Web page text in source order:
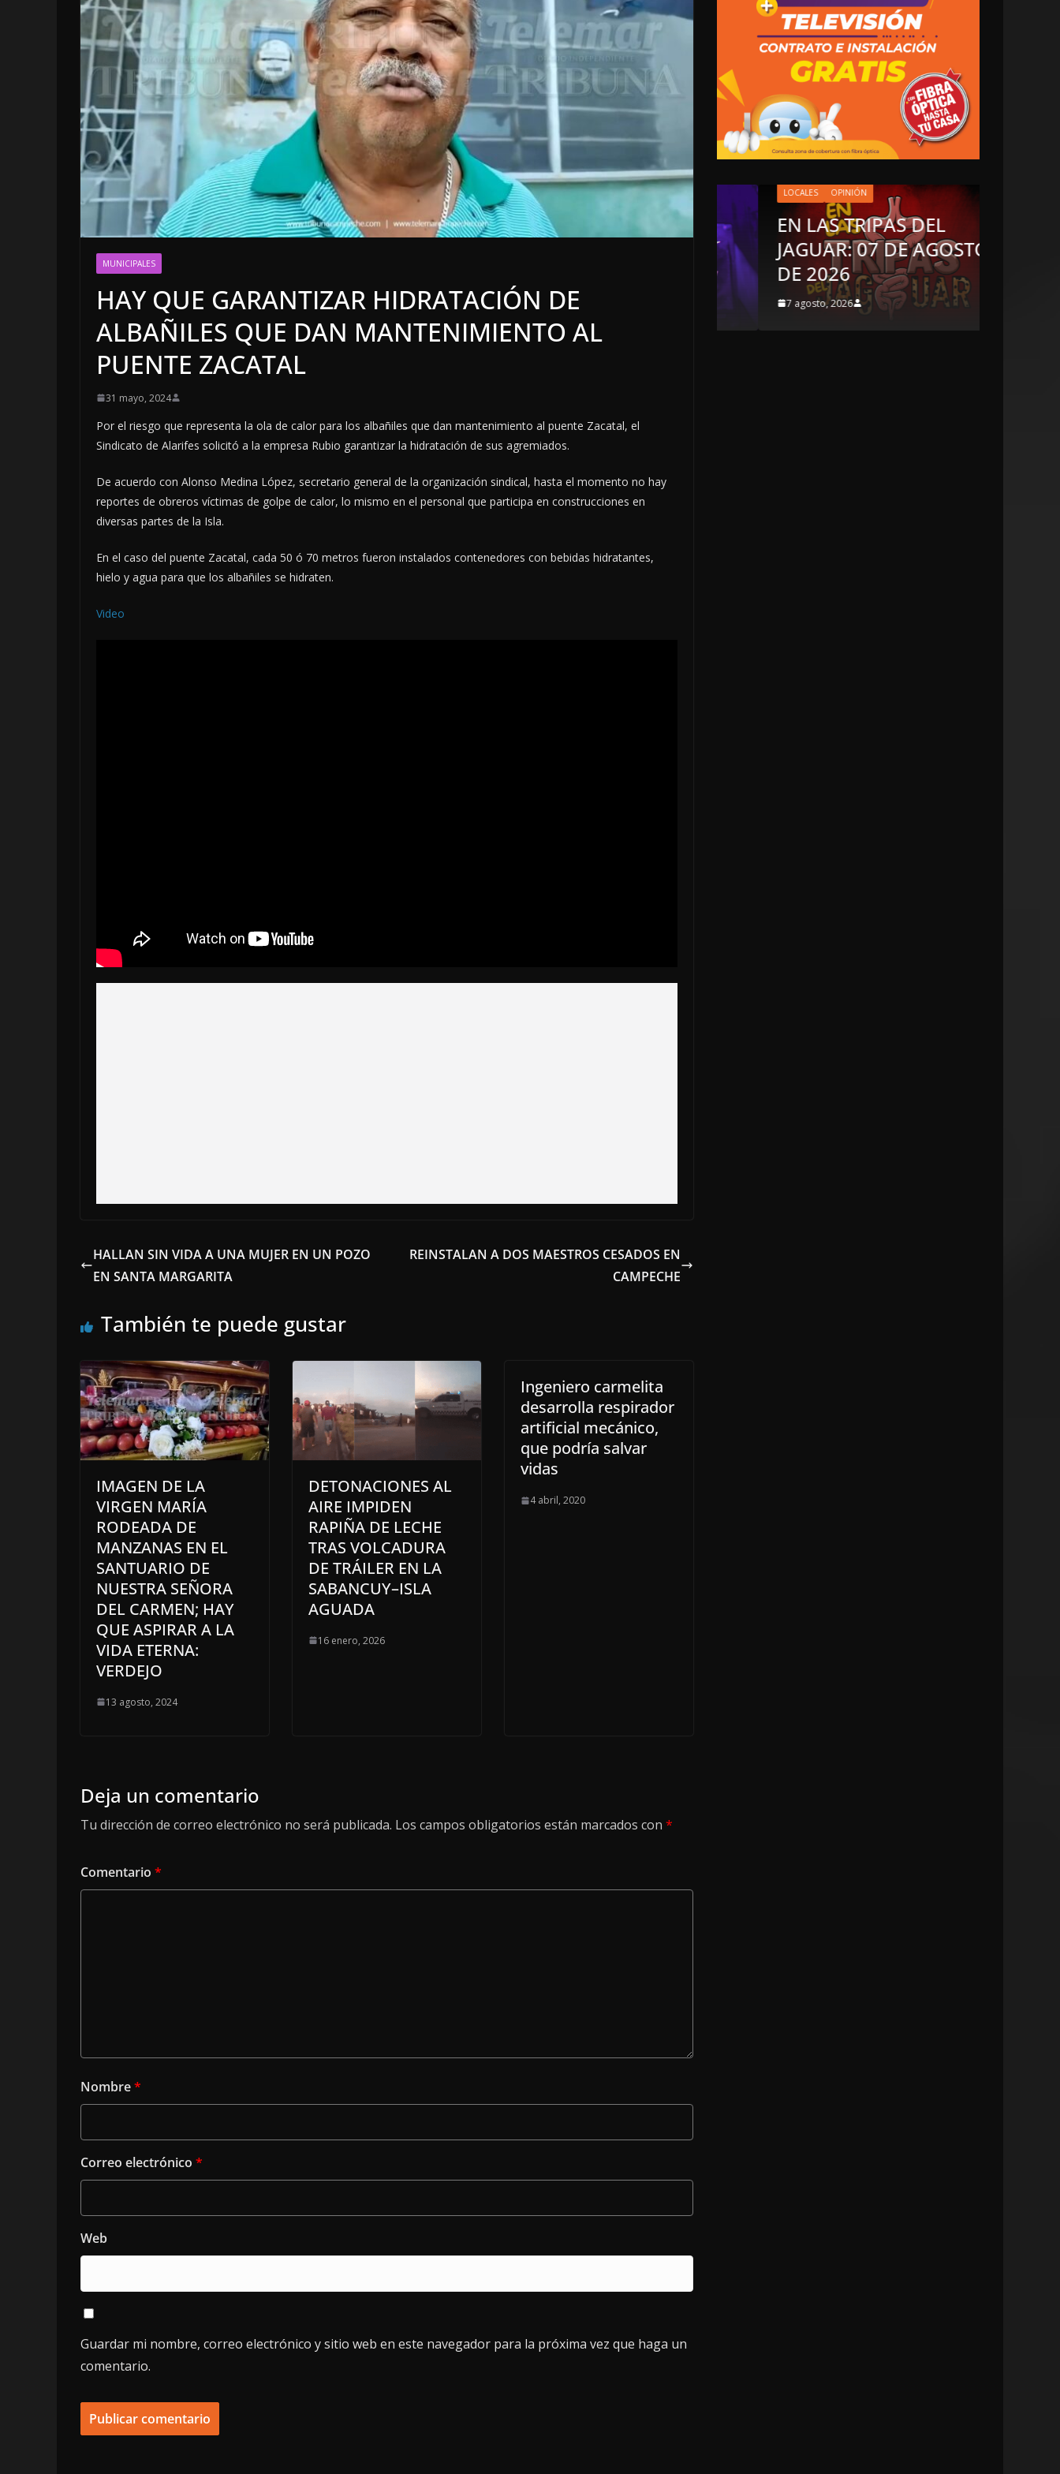
MUNICIPALES
HAY QUE GARANTIZAR HIDRATACIÓN DE
ALBAÑILES QUE DAN MANTENIMIENTO AL
PUENTE ZACATAL
31 mayo, 2024
Por el riesgo que representa la ola de calor para los albañiles que dan mantenimiento al puente Zacatal, el
Sindicato de Alarifes solicitó a la empresa Rubio garantizar la hidratación de sus agremiados.
De acuerdo con Alonso Medina López, secretario general de la organización sindical, hasta el momento no hay
reportes de obreros víctimas de golpe de calor, lo mismo en el personal que participa en construcciones en
diversas partes de la Isla.
En el caso del puente Zacatal, cada 50 ó 70 metros fueron instalados contenedores con bebidas hidratantes,
hielo y agua para que los albañiles se hidraten.
Video
HALLAN SIN VIDA A UNA MUJER EN UN POZO
EN SANTA MARGARITA
REINSTALAN A DOS MAESTROS CESADOS EN
CAMPECHE
También te puede gustar
IMAGEN DE LA
VIRGEN MARÍA
RODEADA DE
MANZANAS EN EL
SANTUARIO DE
NUESTRA SEÑORA
DEL CARMEN; HAY
QUE ASPIRAR A LA
VIDA ETERNA:
VERDEJO
13 agosto, 2024
DETONACIONES AL
AIRE IMPIDEN
RAPIÑA DE LECHE
TRAS VOLCADURA
DE TRÁILER EN LA
SABANCUY–ISLA
AGUADA
16 enero, 2026
Ingeniero carmelita
desarrolla respirador
artificial mecánico,
que podría salvar
vidas
4 abril, 2020
Deja un comentario
Tu dirección de correo electrónico no será publicada. Los campos obligatorios están marcados con *
Comentario *
Nombre*
Correo electrónico *
Web
Guardar mi nombre, correo electrónico y sitio web en este navegador para la próxima vez que haga un
comentario.
LOCALES OPINIÓN
6 agosto, 2026
LOCALES OPINIÓN
7 agosto, 2026
LOCALES OPINIÓN
EN LAS TRIPAS DEL
JAGUAR: 07 DE AGOSTO
DE 2026
7 agosto, 2026